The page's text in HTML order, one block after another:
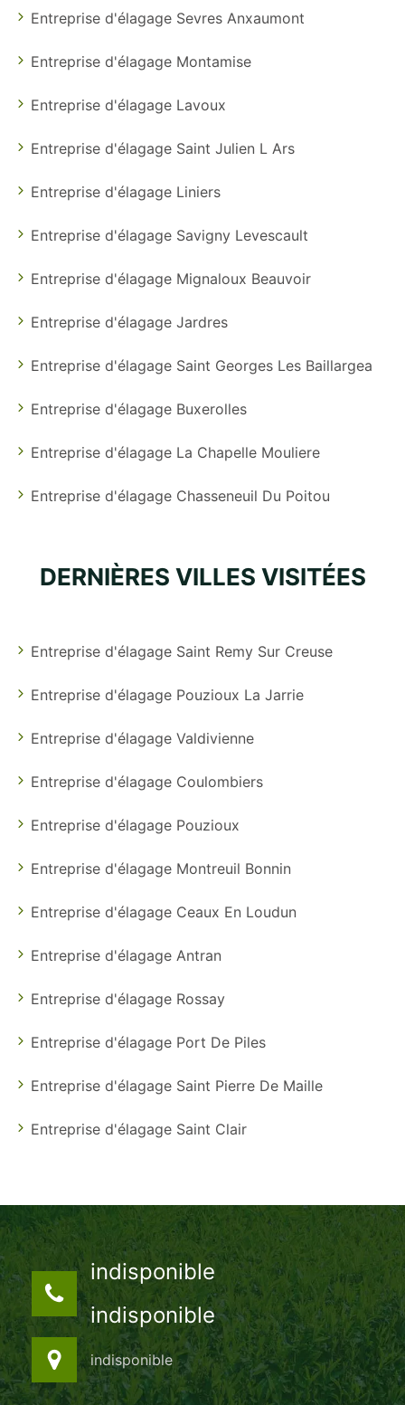
Entreprise d'élagage Sevres Anxaumont
Entreprise d'élagage Montamise
Entreprise d'élagage Lavoux
Entreprise d'élagage Saint Julien L Ars
Entreprise d'élagage Liniers
Entreprise d'élagage Savigny Levescault
Entreprise d'élagage Mignaloux Beauvoir
Entreprise d'élagage Jardres
Entreprise d'élagage Saint Georges Les Baillargea
Entreprise d'élagage Buxerolles
Entreprise d'élagage La Chapelle Mouliere
Entreprise d'élagage Chasseneuil Du Poitou
DERNIÈRES VILLES VISITÉES
Entreprise d'élagage Saint Remy Sur Creuse
Entreprise d'élagage Pouzioux La Jarrie
Entreprise d'élagage Valdivienne
Entreprise d'élagage Coulombiers
Entreprise d'élagage Pouzioux
Entreprise d'élagage Montreuil Bonnin
Entreprise d'élagage Ceaux En Loudun
Entreprise d'élagage Antran
Entreprise d'élagage Rossay
Entreprise d'élagage Port De Piles
Entreprise d'élagage Saint Pierre De Maille
Entreprise d'élagage Saint Clair
indisponible
indisponible
indisponible